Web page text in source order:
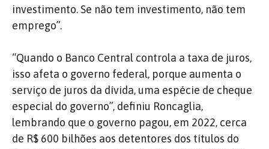
investimento. Se não tem investimento, não tem
emprego”.
“Quando o Banco Central controla a taxa de juros,
isso afeta o governo federal, porque aumenta o
serviço de juros da dívida, uma espécie de cheque
especial do governo”, definiu Roncaglia,
lembrando que o governo pagou, em 2022, cerca
de R$ 600 bilhões aos detentores dos títulos do